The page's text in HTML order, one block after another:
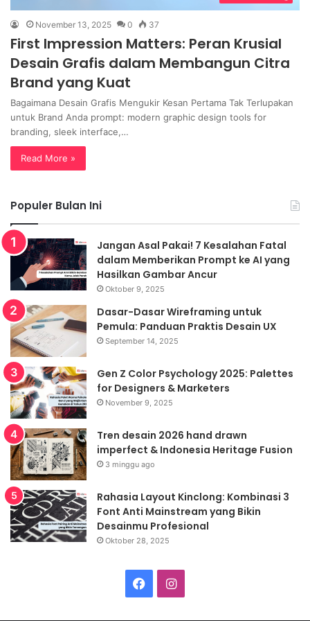
November 13, 2025 0 37
First Impression Matters: Peran Krusial
Desain Grafis dalam Membangun Citra
Brand yang Kuat
Bagaimana Desain Grafis Mengukir Kesan Pertama Tak Terlupakan
untuk Brand Anda prompt: modern graphic design tools for
branding, sleek interface,…
Read More »
Populer Bulan Ini
Jangan Asal Pakai! 7 Kesalahan Fatal
dalam Memberikan Prompt ke AI yang
Hasilkan Gambar Ancur
Oktober 9, 2025
Dasar-Dasar Wireframing untuk
Pemula: Panduan Praktis Desain UX
September 14, 2025
Gen Z Color Psychology 2025: Palettes
for Designers & Marketers
November 9, 2025
Tren desain 2026 hand drawn
imperfect & Indonesia Heritage Fusion
3 minggu ago
Rahasia Layout Kinclong: Kombinasi 3
Font Anti Mainstream yang Bikin
Desainmu Profesional
Oktober 28, 2025
FacebookInstagram